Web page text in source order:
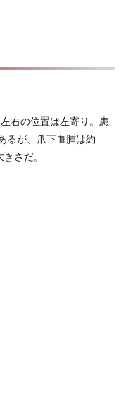
右の位置は左寄り。患
るが、爪下血腫は約
さだ。